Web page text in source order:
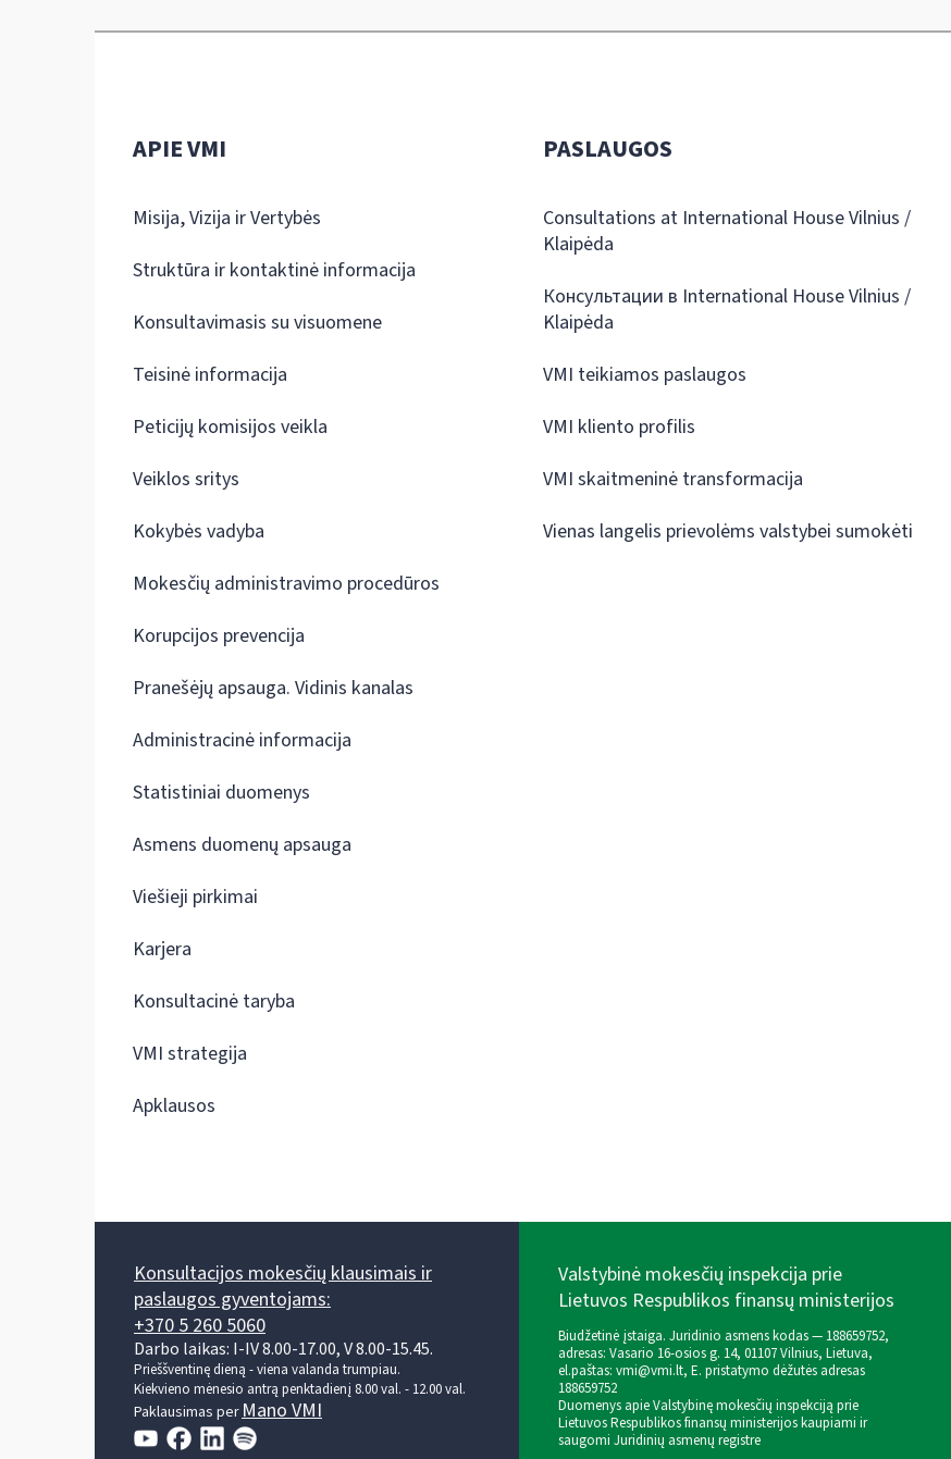
APIE VMI
Misija, Vizija ir Vertybės
Struktūra ir kontaktinė informacija
Konsultavimasis su visuomene
Teisinė informacija
Peticijų komisijos veikla
Veiklos sritys
Kokybės vadyba
Mokesčių administravimo procedūros
Korupcijos prevencija
Pranešėjų apsauga. Vidinis kanalas
Administracinė informacija
Statistiniai duomenys
Asmens duomenų apsauga
Viešieji pirkimai
Karjera
Konsultacinė taryba
VMI strategija
Apklausos
PASLAUGOS
Consultations at International House Vilnius /
Klaipėda
Консультации в International House Vilnius /
Klaipėda
VMI teikiamos paslaugos
VMI kliento profilis
VMI skaitmeninė transformacija
Vienas langelis prievolėms valstybei sumokėti
Konsultacijos mokesčių klausimais ir
paslaugos gyventojams:
+370 5 260 5060
Darbo laikas: I-IV 8.00-17.00, V 8.00-15.45.
Prieššventinę dieną - viena valanda trumpiau.
Kiekvieno mėnesio antrą penktadienį 8.00 val. - 12.00 val.
Paklausimas perMano VMI
Valstybinė mokesčių inspekcija prie
Lietuvos Respublikos finansų ministerijos
Biudžetinė įstaiga. Juridinio asmens kodas — 188659752,
adresas: Vasario 16-osios g. 14, 01107 Vilnius, Lietuva,
el.paštas: vmi@vmi.lt, E. pristatymo dėžutės adresas
188659752
Duomenys apie Valstybinę mokesčių inspekciją prie
Lietuvos Respublikos finansų ministerijos kaupiami ir
saugomi Juridinių asmenų registre